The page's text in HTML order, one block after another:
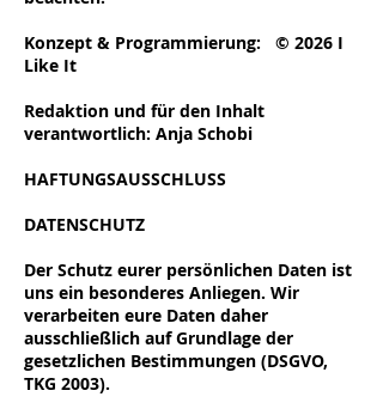
Konzept & Programmierung: © 2026 I
Like It
Redaktion und für den Inhalt
verantwortlich: Anja Schobi
HAFTUNGSAUSSCHLUSS
DATENSCHUTZ
Der Schutz eurer persönlichen Daten ist
uns ein besonderes Anliegen. Wir
verarbeiten eure Daten daher
ausschließlich auf Grundlage der
gesetzlichen Bestimmungen (DSGVO,
TKG 2003).